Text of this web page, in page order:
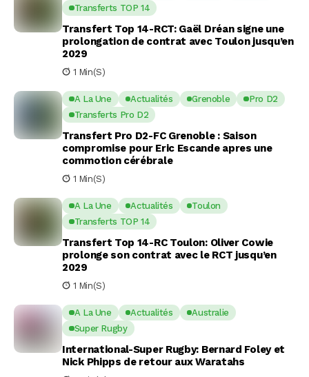
Transferts TOP 14
Transfert Top 14-RCT: Gaël Dréan signe une
prolongation de contrat avec Toulon jusqu’en
2029
1 Min(s)
A La Une Actualités Grenoble
Pro D2
Transferts Pro D2
Transfert Pro D2-FC Grenoble : Saison
compromise pour Eric Escande apres une
commotion cérébrale
1 Min(s)
A La Une Actualités
Toulon
Transferts TOP 14
Transfert Top 14-RC Toulon: Oliver Cowie
prolonge son contrat avec le RCT jusqu’en
2029
1 Min(s)
A La Une Actualités
Australie
Super Rugby
International-Super Rugby: Bernard Foley et
Nick Phipps de retour aux Waratahs